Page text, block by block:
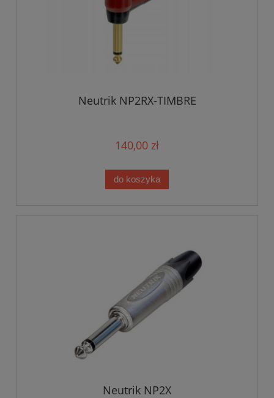
Neutrik NP2RX-TIMBRE
140,00 zł
do koszyka
Neutrik NP2X